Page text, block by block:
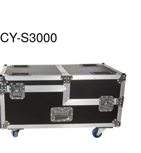
CY-S3000